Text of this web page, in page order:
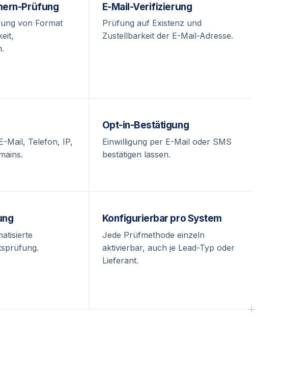
Prüfung
von Format
E-Mail-Verifizierung
Prüfung auf Existenz und
Zustellbarkeit der E-Mail-Adresse.
Mail, Telefon, IP,
Opt-in-Bestätigung
Einwilligung per E-Mail oder SMS
bestätigen lassen.
Konfigurierbar pro System
Jede Prüfmethode einzeln
aktivierbar, auch je Lead-Typ oder
Lieferant.